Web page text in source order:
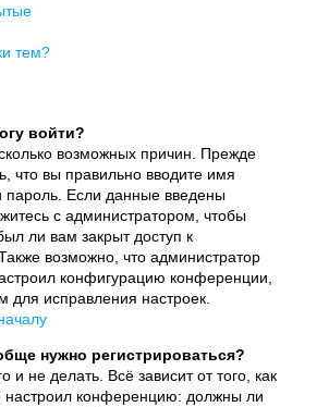
тем?
войти?
возможных причин. Прежде
что вы правильно вводите имя
пароль. Если данные введены
с администратором, чтобы
ли вам закрыт доступ к
возможно, что администратор
конфигурацию конференции,
для исправления настроек.
нужно регистрироваться?
и не делать. Всё зависит от того, как
настроил конференцию: должны ли